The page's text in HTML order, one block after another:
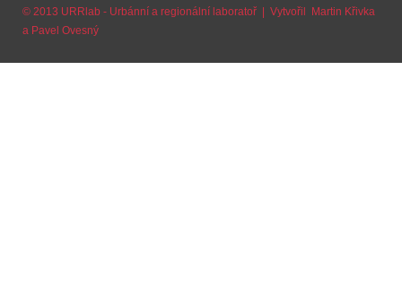
© 2013 URRlab - Urbánní a regionální laboratoř | Vytvořil
Martin Křivka
a Pavel Ovesný